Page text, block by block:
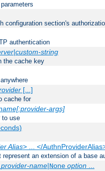
configuration section's
authentication
string
the cache key
[...]
cache for
args]
to use
Alias> ... </
an extension of a base
provider-name|None option...